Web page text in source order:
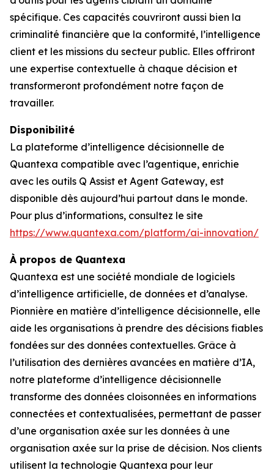
spécifique. Ces capacités couvriront aussi bien la
criminalité financière que la conformité, l’intelligence
client et les missions du secteur public. Elles offriront
une expertise contextuelle à chaque décision et
transformeront profondément notre façon de
travailler.
Disponibilité
La plateforme d’intelligence décisionnelle de
Quantexa compatible avec l’agentique, enrichie
avec les outils Q Assist et Agent Gateway, est
disponible dès aujourd’hui partout dans le monde.
Pour plus d’informations, consultez le site
https://www.quantexa.com/platform/ai-innovation/
À propos de Quantexa
Quantexa est une société mondiale de logiciels
d’intelligence artificielle, de données et d’analyse.
Pionnière en matière d’intelligence décisionnelle, elle
aide les organisations à prendre des décisions fiables
fondées sur des données contextuelles. Grâce à
l’utilisation des dernières avancées en matière d’IA,
notre plateforme d’intelligence décisionnelle
transforme des données cloisonnées en informations
connectées et contextualisées, permettant de passer
d’une organisation axée sur les données à une
organisation axée sur la prise de décision. Nos clients
utilisent la technologie Quantexa pour leur